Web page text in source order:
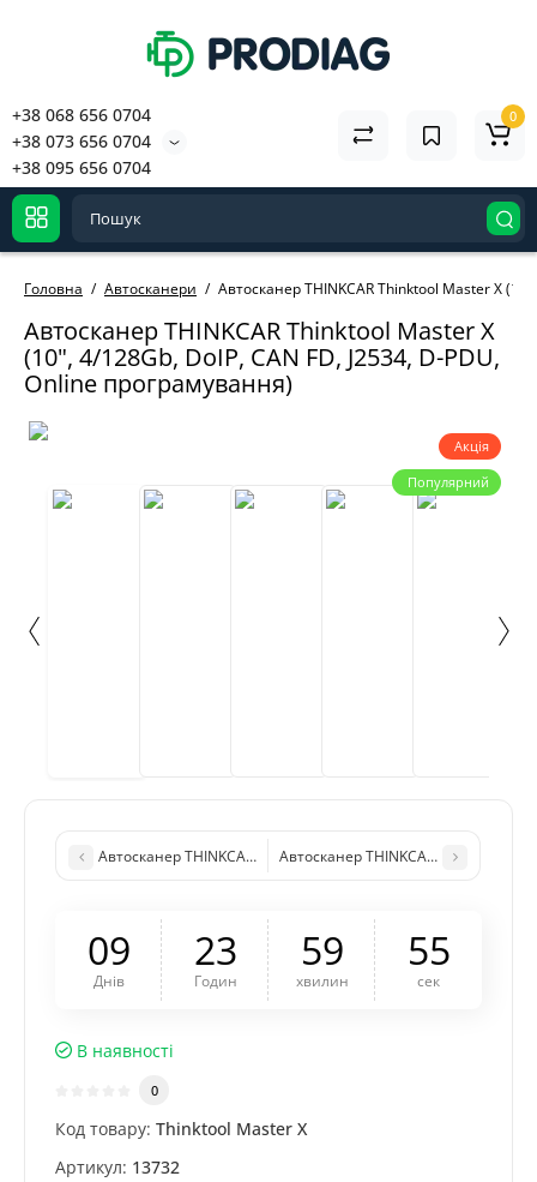
+38 068 656 0704
+38 073 656 0704
+38 095 656 0704
0
Головна Автосканери Автосканер THINKCAR Thinktool Master X
Автосканер THINKCAR Thinktool Master X
(10", 4/128Gb, DoIP, CAN FD, J2534, D-PDU,
Online програмування)
Акція
Популярний
Автосканер THINKCAR Thinktool Master 2 (10", 4/64Gb, Online
Автосканер THINKCAR Thinktool
09
Днів
23
Годин
59
хвилин
54
сек
В наявності
0
Код товару: Thinktool Master X
Артикул: 13732